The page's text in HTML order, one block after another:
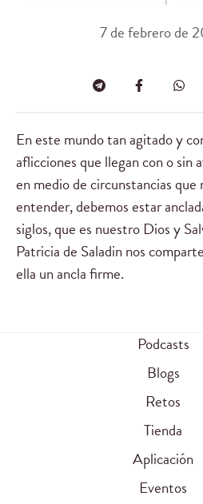
7 de febrero de
En este mundo tan agitado y
aflicciones que llegan con o sin
en medio de circunstancias
entender, debemos estar
siglos, que es nuestro Dios y
Patricia de Saladin nos
ella un ancla firme.
Podcasts
Blogs
Retos
Tienda
Aplicación
Eventos